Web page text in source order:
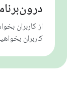
از کاربران
کاربران